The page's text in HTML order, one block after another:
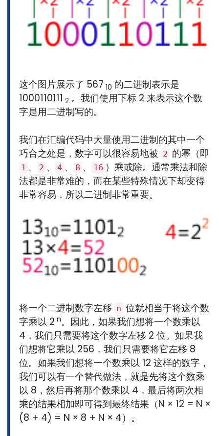
这个图片展示了 567 10 的二进制表示是
1000110111 2 。我们使用下标 2 来表示这个数
字是用二进制写的。
我们在汇编代码中大量使用二进制的其中一个
巧合之处是，数字可以很容易地被 2 的幂（即
1 、 2 、 4 、 8 、 16 ）乘或除。通常乘法和除
法都是非常难的，而在某些特殊情况下却变得
非常容易，所以二进制非常重要。
将一个二进制数字左移 n 位就相当于将这个数
字乘以 2 n。因此，如果我们想将一个数乘以
4，我们只需要将这个数字左移 2 位。如果我
们想将它乘以 256，我们只需要将它左移 8
位。如果我们想将一个数乘以 12 这样的数字，
我们可以有一个替代做法，就是先将这个数乘
以 8，然后再将那个数乘以 4，最后将两次相
乘的结果相加即可得到最终结果（N × 12 = N ×
(8 + 4) = N × 8 + N × 4）。